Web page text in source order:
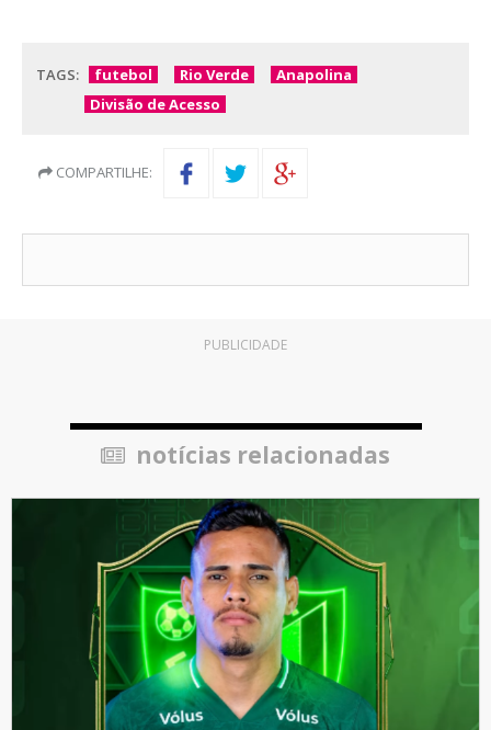
TAGS: futebol Rio Verde
Anapolina
Divisão de Acesso
COMPARTILHE:
PUBLICIDADE
notícias relacionadas